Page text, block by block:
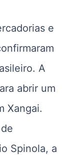
e
A
abrir um
Xangai.
Spinola, a